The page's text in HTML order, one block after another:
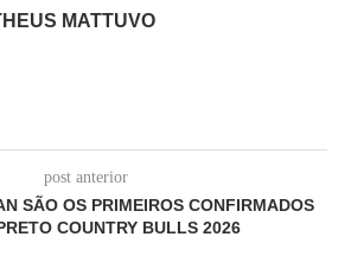
MATTUVO
post anterior
SÃO OS PRIMEIROS CONFIRMADOS
COUNTRY BULLS 2026